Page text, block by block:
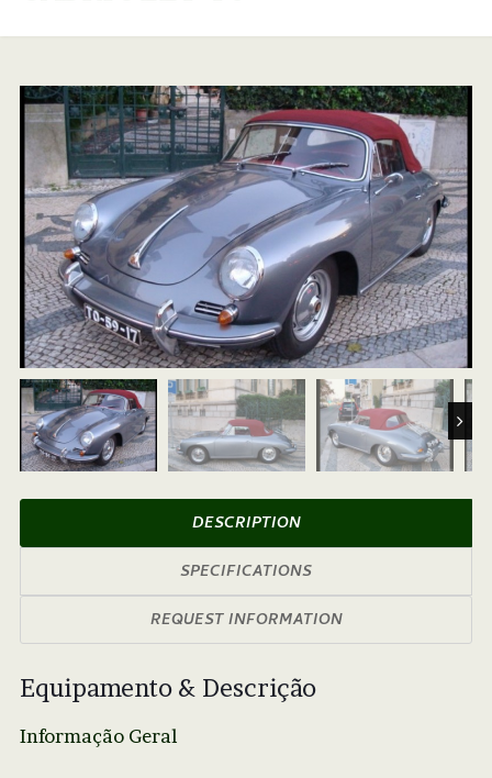
Next
DESCRIPTION
SPECIFICATIONS
REQUEST INFORMATION
Equipamento & Descrição
Informação Geral